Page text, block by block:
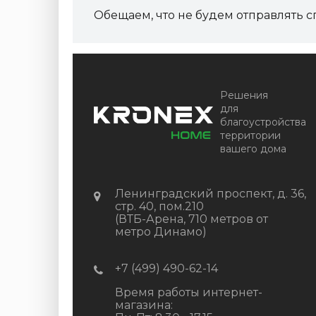
Артикул: DPK-2329
-
КУПИТЬ
Обещаем, что не будем отправлять
Решения
для
благоустройства
территории
вашего дома
Ленинградский проспект, д. 36,
стр. 40, пом.210
(ВТБ-Арена, 710 метров от
метро Динамо)
+7 (499) 490-62-14
Время работы интернет-
магазина: